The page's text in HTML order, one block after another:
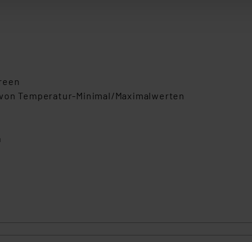
Daten in den USA. Ihre Einwilligung zur
auch die Verarbeitung Ihrer Daten in den USA gemäß Art.
und zu der jeweiligen Datenübermittlung erhalten Sie in
der EU. Dies bedeutet, dass die USA als
wird. So besteht etwa das Risiko, dass US-Behörden
verarbeiten, ohne dass hiergegen Klagemöglichkeiten für
stützt sich auf die Standarddatenschutzklauseln
Temperatur-Minimal/Maximalwerten